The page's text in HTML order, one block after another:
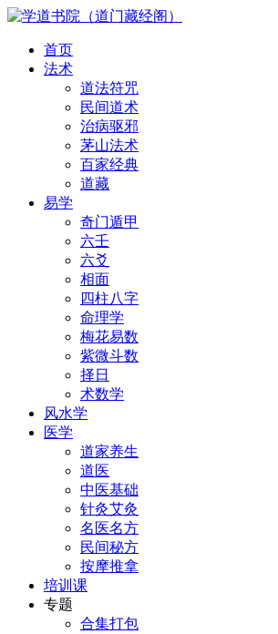
首页
法术
道法符咒
民间道术
治病驱邪
茅山法术
百家经典
道藏
易学
奇门遁甲
六壬
六爻
相面
四柱八字
命理学
梅花易数
紫微斗数
择日
术数学
风水学
医学
道家养生
道医
中医基础
针灸艾灸
名医名方
民间秘方
按摩推拿
培训课
专题
合集打包